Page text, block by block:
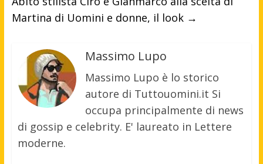
Martina di Uomini e donne, il look →
Massimo Lupo
Massimo Lupo è lo storico
autore di Tuttouomini.it Si
occupa principalmente di news
di gossip e celebrity. E' laureato in Lettere
moderne.